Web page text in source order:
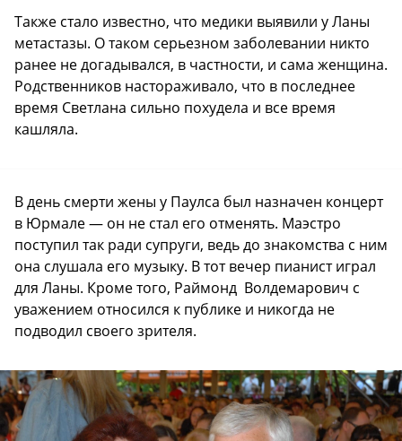
Также стало известно, что медики выявили у Ланы
метастазы. О таком серьезном заболевании никто
ранее не догадывался, в частности, и сама женщина.
Родственников настораживало, что в последнее
время Светлана сильно похудела и все время
кашляла.
В день смерти жены у Паулса был назначен концерт
в Юрмале — он не стал его отменять. Маэстро
поступил так ради супруги, ведь до знакомства с ним
она слушала его музыку. В тот вечер пианист играл
для Ланы. Кроме того, Раймонд Волдемарович с
уважением относился к публике и никогда не
подводил своего зрителя.